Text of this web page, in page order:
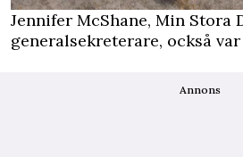
Jennifer McShane, Min Stora
generalsekreterare, också
Annons